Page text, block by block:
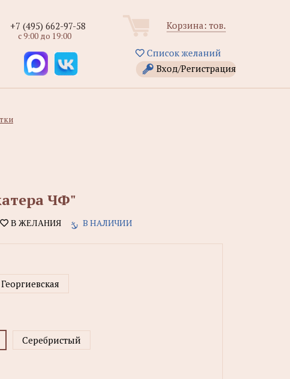
Корзина: тов.
Список желаний
Вход/Регистрация
+7 (495) 662-97-58
с 9:00 до 19:00
ЧФ"
В ЖЕЛАНИЯ В НАЛИЧИИ
Георгиевская
Серебристый